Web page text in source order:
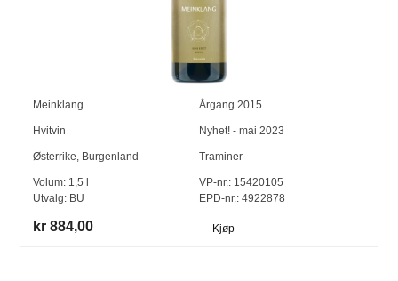
Meinklang Årgang 2015
Hvitvin Nyhet! - mai 2023
Østerrike, Burgenland Traminer
Volum: 1,5 l
Utvalg: BU
VP-nr.:15420105
EPD-nr.: 4922878
kr 884,00 Kjøp